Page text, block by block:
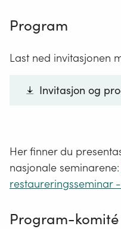
Program
Last ned invitasjonen
Invitasjon og
Her finner du
nasjonale seminarene:
restaureringsseminar
Program-